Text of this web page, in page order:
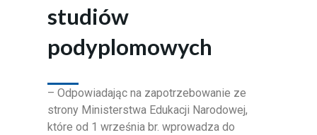
studiów
podyplomowych
– Odpowiadając na zapotrzebowanie ze
strony Ministerstwa Edukacji Narodowej,
które od 1 września br. wprowadza do